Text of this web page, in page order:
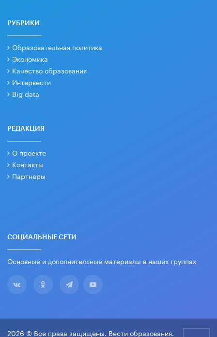
РУБРИКИ
Образовательная политика
Экономика
Качество образования
Интервести
Big data
РЕДАКЦИЯ
О проекте
Контакты
Партнеры
СОЦИАЛЬНЫЕ СЕТИ
Основные и дополнительные материалы в наших группах
2026 © Все права защищены. Вести образования.